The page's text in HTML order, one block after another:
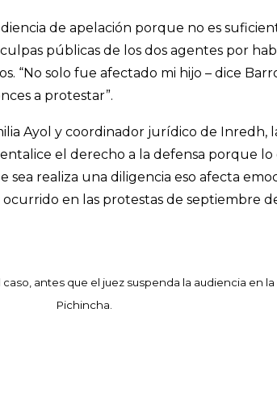
de apelación porque no es
públicas de los dos agentes por
“No solo fue afectado mi hijo – dice
a protestar”.
Ayol y coordinador jurídico de Inredh,
el derecho a la defensa porque lo
sea realiza una diligencia eso afecta
en las protestas de septiembre de
antes que el juez suspenda la audiencia en
Pichincha.